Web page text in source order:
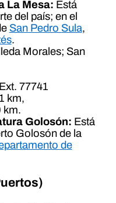
La Mesa: Está
del país; en el
San Pedro Sula,
.
Morales; San
77741
km,
km.
Golosón: Está
Golosón de la
de